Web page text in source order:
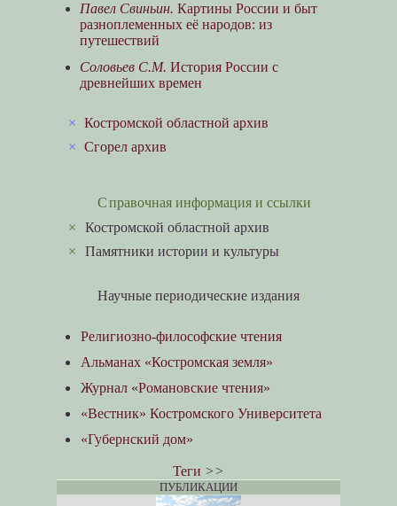
Павел Свиньин. Картины России и быт
разноплеменных её народов: из
путешествий
Соловьев С.М. История России с
древнейших времен
×Костромской областной архив
×Сгорел архив
Справочная информация и ссылки
×Костромской областной архив
×Памятники истории и культуры
Научные периодические издания
Религиозно-философские чтения
Альманах «Костромская земля»
Журнал «Романовские чтения»
«Вестник» Костромского Университета
«Губернский дом»
Теги >>
ПУБЛИКАЦИИ